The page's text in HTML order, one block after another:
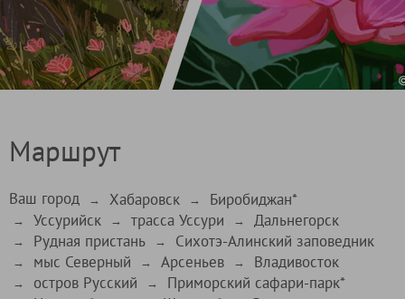
Маршрут
Ваш город → Хабаровск → Биробиджан*
→ Уссурийск → трасса Уссури → Дальнегорск
→ Рудная пристань → Сихотэ-Алинский заповедник
→ мыс Северный → Арсеньев → Владивосток
→ остров Русский → Приморский сафари-парк*